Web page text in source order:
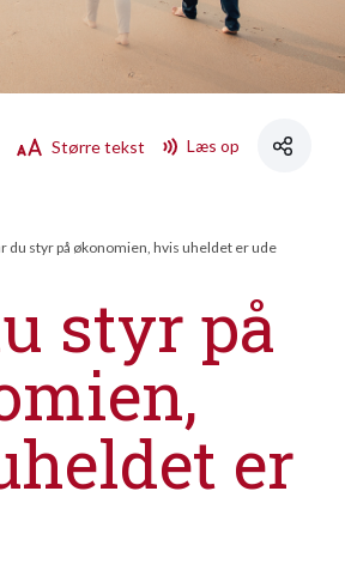
Større tekst Læs op
du styr på økonomien, hvis uheldet er ude
styr på
er